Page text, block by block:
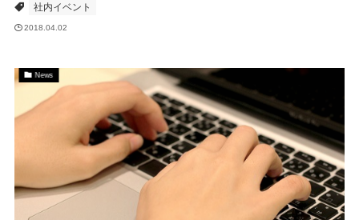
社内イベント
2018.04.02
News